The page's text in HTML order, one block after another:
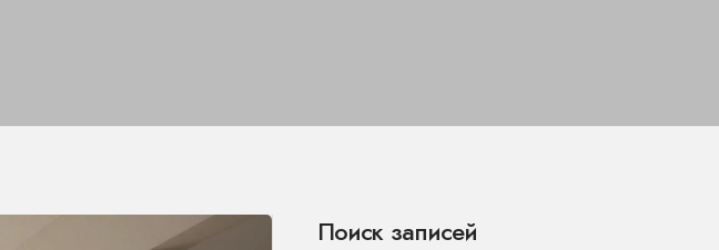
Поиск записей